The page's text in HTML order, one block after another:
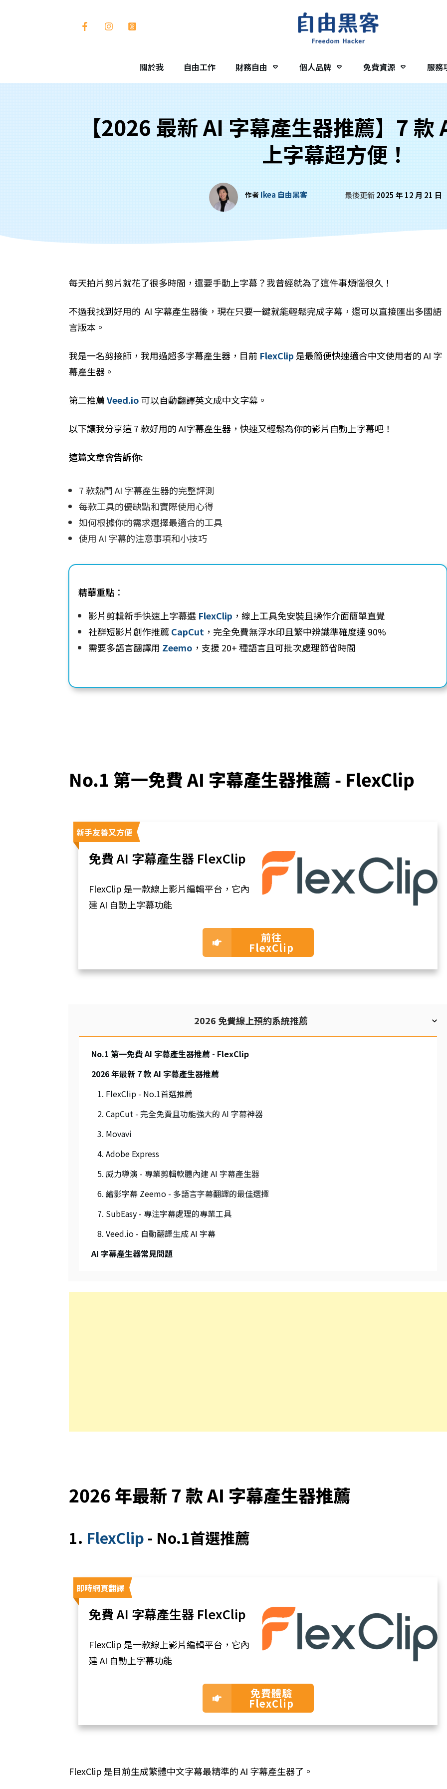
關於我 自由工作 財務自由 個人品牌 免費資源 服務
【2026 最新 AI 字幕產生器推薦】7 款
上字幕超方便！
作者 Ikea 自由黑客 最後更新2025 年 12 月 21 日
每天拍片剪片就花了很多時間，還要手動上字幕？我曾經就為了這件事煩惱很久！
不過我找到好用的 AI 字幕產生器後，現在只要一鍵就能輕鬆完成字幕，還可以直接匯出多國語
言版本。
我是一名剪接師，我用過超多字幕產生器，目前 FlexClip 是最簡便快速適合中文使用者的 AI 字
幕產生器。
第二推薦Veed.io可以自動翻譯英文成中文字幕。
以下讓我分享這 7 款好用的 AI字幕產生器，快速又輕鬆為你的影片自動上字幕吧！
這篇文章會告訴你:
7 款熱門 AI 字幕產生器的完整評測
每款工具的優缺點和實際使用心得
如何根據你的需求選擇最適合的工具
使用 AI 字幕的注意事項和小技巧
精華重點 ：
影片剪輯新手快速上字幕選 FlexClip ，線上工具免安裝且操作介面簡單直覺
社群短影片創作推薦 CapCut ，完全免費無浮水印且繁中辨識準確度達 90%
需要多語言翻譯用 Zeemo ，支援 20+ 種語言且可批次處理節省時間
No.1 第一免費 AI 字幕產生器推薦 - FlexClip
新手友善又方便
免費 AI 字幕產生器 FlexClip
FlexClip 是一款線上影片編輯平台，它內
建 AI 自動上字幕功能
前往
FlexClip
2026 免費線上預約系統推薦
No.1 第一免費 AI 字幕產生器推薦 - FlexClip
2026 年最新 7 款 AI 字幕產生器推薦
1. FlexClip - No.1首選推薦
2. CapCut - 完全免費且功能強大的 AI 字幕神器
3. Movavi
4. Adobe Express
5. 威力導演 - 專業剪輯軟體內建 AI 字幕產生器
6. 繪影字幕 Zeemo - 多語言字幕翻譯的最佳選擇
7. SubEasy - 專注字幕處理的專業工具
8. Veed.io - 自動翻譯生成 AI 字幕
AI 字幕產生器常見問題
2026 年最新 7 款 AI 字幕產生器推薦
1. FlexClip - No.1首選推薦
即時網頁翻譯
免費 AI 字幕產生器 FlexClip
FlexClip 是一款線上影片編輯平台，它內
建 AI 自動上字幕功能
免費體驗
FlexClip
FlexClip 是目前生成繁體中文字幕最精準的 AI 字幕產生器了。